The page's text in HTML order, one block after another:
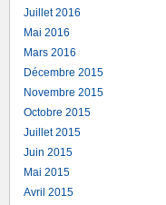
Juillet 2016
Mai 2016
Mars 2016
Décembre 2015
Novembre 2015
Octobre 2015
Juillet 2015
Juin 2015
Mai 2015
Avril 2015